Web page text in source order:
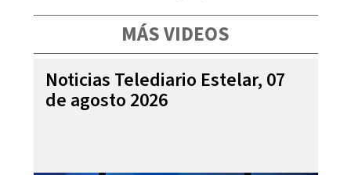
MÁS VIDEOS
Noticias Telediario Estelar, 07
de agosto 2026